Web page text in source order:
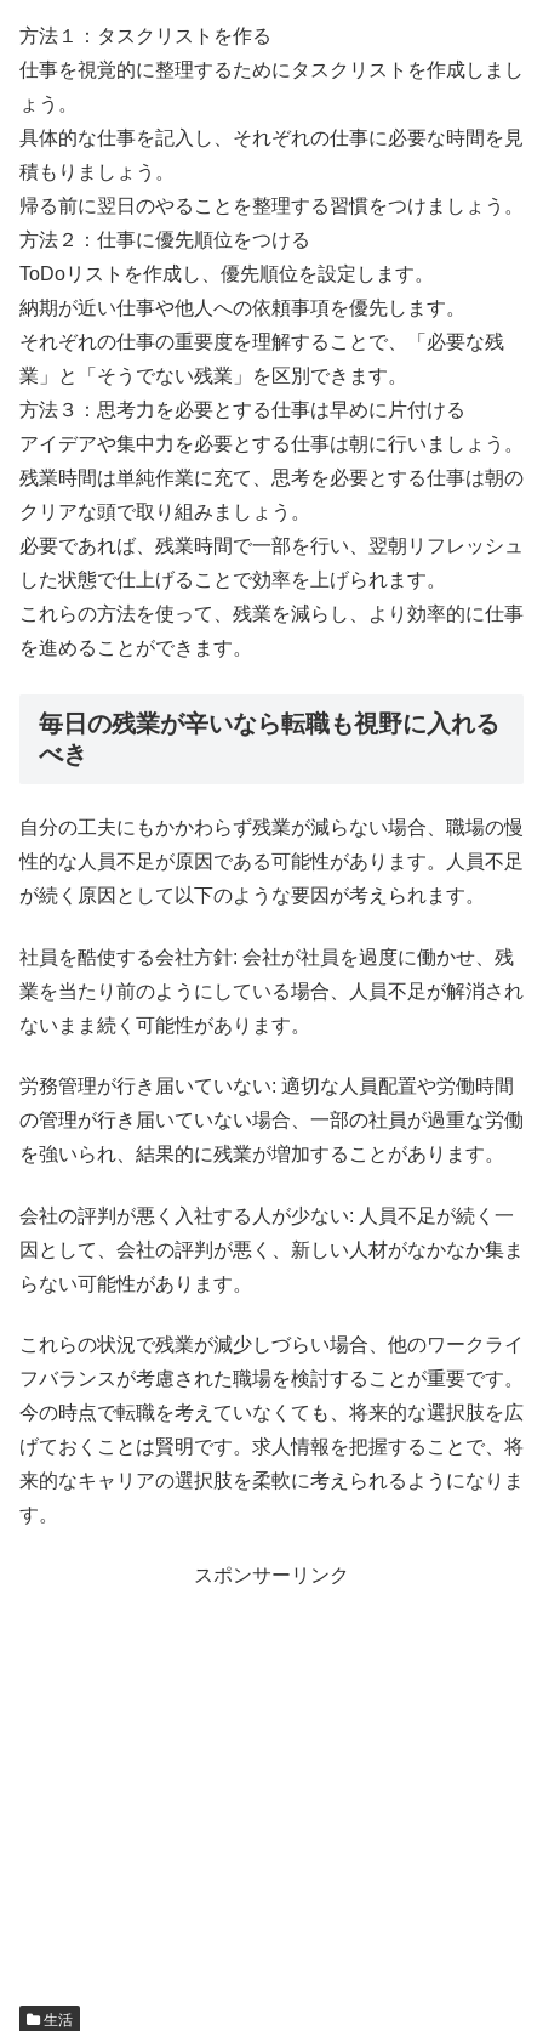
方法１：タスクリストを作る
仕事を視覚的に整理するためにタスクリストを作成しまし
ょう。
具体的な仕事を記入し、それぞれの仕事に必要な時間を見
積もりましょう。
帰る前に翌日のやることを整理する習慣をつけましょう。
方法２：仕事に優先順位をつける
ToDoリストを作成し、優先順位を設定します。
納期が近い仕事や他人への依頼事項を優先します。
それぞれの仕事の重要度を理解することで、「必要な残
業」と「そうでない残業」を区別できます。
方法３：思考力を必要とする仕事は早めに片付ける
アイデアや集中力を必要とする仕事は朝に行いましょう。
残業時間は単純作業に充て、思考を必要とする仕事は朝の
クリアな頭で取り組みましょう。
必要であれば、残業時間で一部を行い、翌朝リフレッシュ
した状態で仕上げることで効率を上げられます。
これらの方法を使って、残業を減らし、より効率的に仕事
を進めることができます。
毎日の残業が辛いなら転職も視野に入れる
べき
自分の工夫にもかかわらず残業が減らない場合、職場の慢
性的な人員不足が原因である可能性があります。人員不足
が続く原因として以下のような要因が考えられます。
社員を酷使する会社方針: 会社が社員を過度に働かせ、残
業を当たり前のようにしている場合、人員不足が解消され
ないまま続く可能性があります。
労務管理が行き届いていない: 適切な人員配置や労働時間
の管理が行き届いていない場合、一部の社員が過重な労働
を強いられ、結果的に残業が増加することがあります。
会社の評判が悪く入社する人が少ない: 人員不足が続く一
因として、会社の評判が悪く、新しい人材がなかなか集ま
らない可能性があります。
これらの状況で残業が減少しづらい場合、他のワークライ
フバランスが考慮された職場を検討することが重要です。
今の時点で転職を考えていなくても、将来的な選択肢を広
げておくことは賢明です。求人情報を把握することで、将
来的なキャリアの選択肢を柔軟に考えられるようになりま
す。
スポンサーリンク
生活